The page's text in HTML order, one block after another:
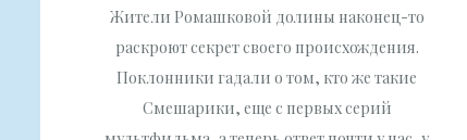
Жители Ромашковой долины наконец-то
раскроют секрет своего происхождения.
Поклонники гадали о том, кто же такие
Смешарики, еще с первых серий